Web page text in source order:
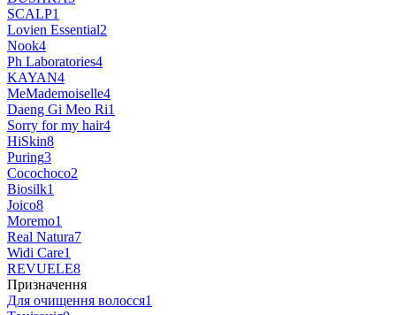
SCALP1
Lovien Essential2
Nook4
Ph Laboratories4
KAYAN4
MeMademoiselle4
Daeng Gi Meo Ri1
Sorry for my hair4
HiSkin8
Puring3
Cocochoco2
Biosilk1
Joico8
Moremo1
Real Natura7
Widi Care1
REVUELE8
Призначення
Для очищення волосся1